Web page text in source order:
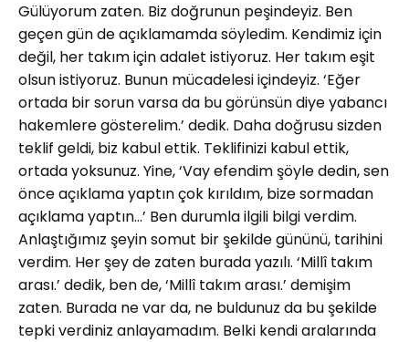
Gülüyorum zaten. Biz doğrunun peşindeyiz. Ben
geçen gün de açıklamamda söyledim. Kendimiz için
değil, her takım için adalet istiyoruz. Her takım eşit
olsun istiyoruz. Bunun mücadelesi içindeyiz. ‘Eğer
ortada bir sorun varsa da bu görünsün diye yabancı
hakemlere gösterelim.’ dedik. Daha doğrusu sizden
teklif geldi, biz kabul ettik. Teklifinizi kabul ettik,
ortada yoksunuz. Yine, ‘Vay efendim şöyle dedin, sen
önce açıklama yaptın çok kırıldım, bize sormadan
açıklama yaptın…’ Ben durumla ilgili bilgi verdim.
Anlaştığımız şeyin somut bir şekilde gününü, tarihini
verdim. Her şey de zaten burada yazılı. ‘Millî takım
arası.’ dedik, ben de, ‘Millî takım arası.’ demişim
zaten. Burada ne var da, ne buldunuz da bu şekilde
tepki verdiniz anlayamadım. Belki kendi aralarında